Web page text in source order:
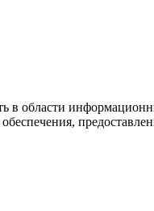
области